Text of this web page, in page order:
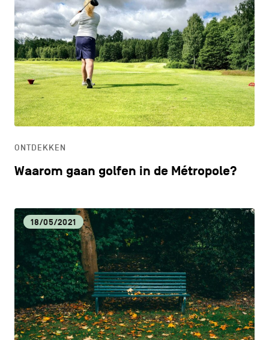
ONTDEKKEN
Waarom gaan golfen in de Métropole?
18/05/2021